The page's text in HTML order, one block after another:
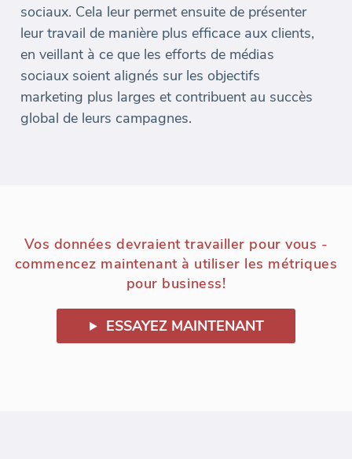
sociaux. Cela leur permet ensuite de présenter
leur travail de manière plus efficace aux clients,
en veillant à ce que les efforts de médias
sociaux soient alignés sur les objectifs
marketing plus larges et contribuent au succès
global de leurs campagnes.
Vos données devraient travailler pour vous -
commencez maintenant à utiliser les métriques
pour business!
ESSAYEZ MAINTENANT